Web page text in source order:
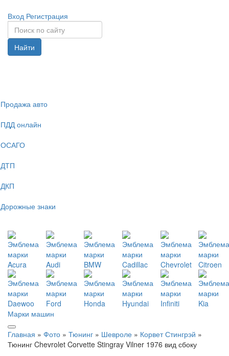
Вход Регистрация
Найти
Продажа авто
ПДД онлайн
ОСАГО
ДТП
ДКП
Дорожные знаки
Марки машин
Главная » Фото » Тюнинг » Шевроле » Корвет Стингрэй »
Тюнинг Chevrolet Corvette Stingray Vilner 1976 вид сбоку